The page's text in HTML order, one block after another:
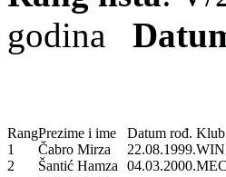
godina
RangPrezime i ime Datum rođ. Klub
1
Čabro Mirza 22.08.1999.
2
Šantić Hamza 04.03.2000.